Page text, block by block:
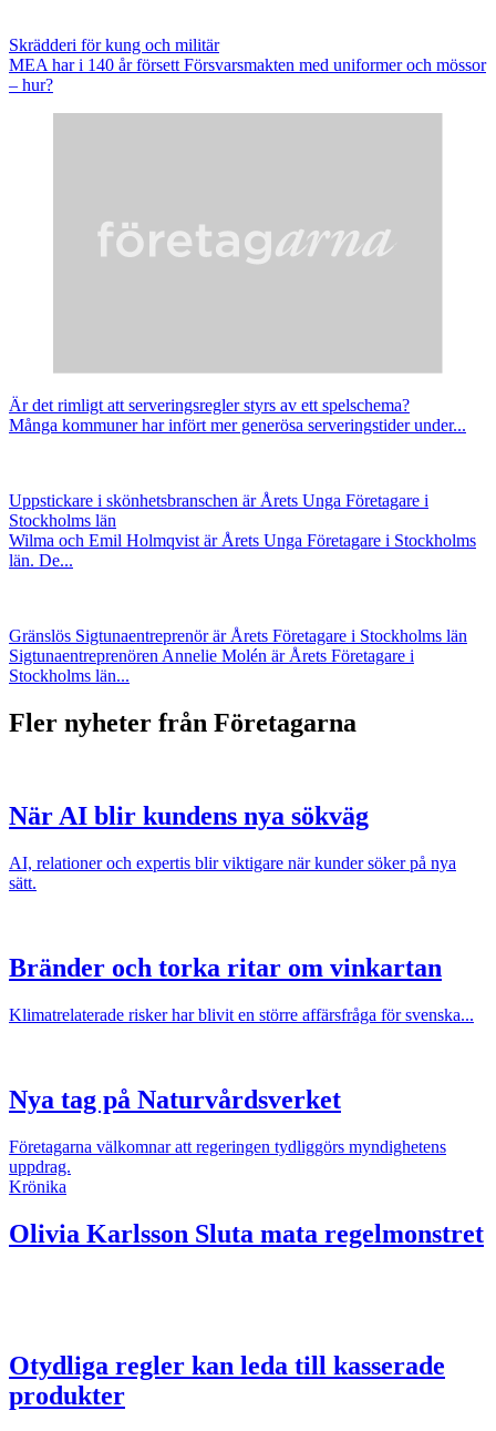
Skrädderi för kung och militär
MEA har i 140 år försett Försvarsmakten med uniformer och mössor
– hur?
Är det rimligt att serveringsregler styrs av ett spelschema?
Många kommuner har infört mer generösa serveringstider under...
Uppstickare i skönhetsbranschen är Årets Unga Företagare i
Stockholms län
Wilma och Emil Holmqvist är Årets Unga Företagare i Stockholms
län. De...
Gränslös Sigtunaentreprenör är Årets Företagare i Stockholms län
Sigtunaentreprenören Annelie Molén är Årets Företagare i
Stockholms län...
Fler nyheter från Företagarna
När AI blir kundens nya sökväg
AI, relationer och expertis blir viktigare när kunder söker på nya
sätt.
Bränder och torka ritar om vinkartan
Klimatrelaterade risker har blivit en större affärsfråga för svenska...
Nya tag på Naturvårdsverket
Företagarna välkomnar att regeringen tydliggörs myndighetens
uppdrag.
Krönika
Olivia Karlsson Sluta mata regelmonstret
Otydliga regler kan leda till kasserade
produkter